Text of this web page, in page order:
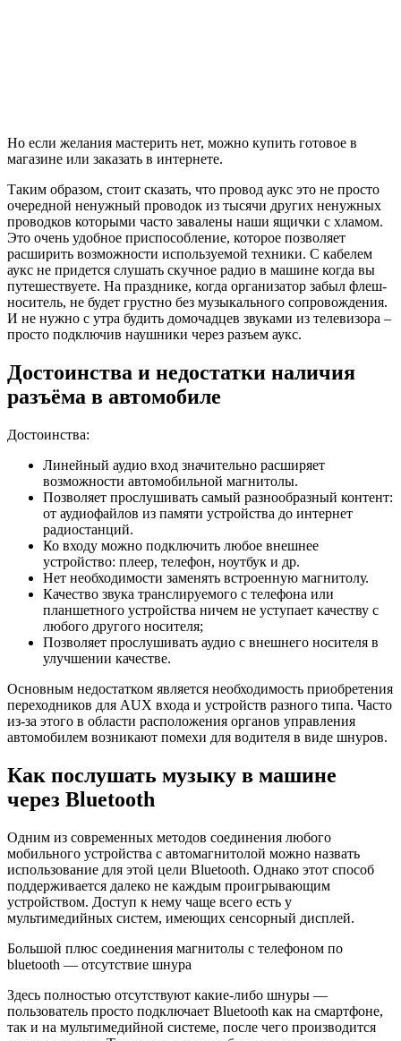
Но если желания мастерить нет, можно купить готовое в
магазине или заказать в интернете.
Таким образом, стоит сказать, что провод аукс это не просто
очередной ненужный проводок из тысячи других ненужных
проводков которыми часто завалены наши ящички с хламом.
Это очень удобное приспособление, которое позволяет
расширить возможности используемой техники. С кабелем
аукс не придется слушать скучное радио в машине когда вы
путешествуете. На празднике, когда организатор забыл флеш-
носитель, не будет грустно без музыкального сопровождения.
И не нужно с утра будить домочадцев звуками из телевизора –
просто подключив наушники через разъем аукс.
Достоинства и недостатки наличия
разъёма в автомобиле
Достоинства:
Линейный аудио вход значительно расширяет
возможности автомобильной магнитолы.
Позволяет прослушивать самый разнообразный контент:
от аудиофайлов из памяти устройства до интернет
радиостанций.
Ко входу можно подключить любое внешнее
устройство: плеер, телефон, ноутбук и др.
Нет необходимости заменять встроенную магнитолу.
Качество звука транслируемого с телефона или
планшетного устройства ничем не уступает качеству с
любого другого носителя;
Позволяет прослушивать аудио с внешнего носителя в
улучшении качестве.
Основным недостатком является необходимость приобретения
переходников для AUX входа и устройств разного типа. Часто
из-за этого в области расположения органов управления
автомобилем возникают помехи для водителя в виде шнуров.
Как послушать музыку в машине
через Bluetooth
Одним из современных методов соединения любого
мобильного устройства с автомагнитолой можно назвать
использование для этой цели Bluetooth. Однако этот способ
поддерживается далеко не каждым проигрывающим
устройством. Доступ к нему чаще всего есть у
мультимедийных систем, имеющих сенсорный дисплей.
Большой плюс соединения магнитолы с телефоном по
bluetooth — отсутствие шнура
Здесь полностью отсутствуют какие-либо шнуры —
пользователь просто подключает Bluetooth как на смартфоне,
так и на мультимедийной системе, после чего производится